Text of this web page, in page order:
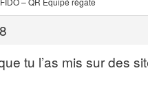
tu l’as mis sur des